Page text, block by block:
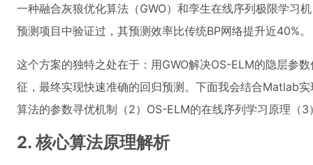
一种融合灰狼优化算法（GWO）和孪生在线序列极限学习
预测项目中验证过，其预测效率比传统BP网络提升近40%。
这个方案的独特之处在于：用GWO解决OS-ELM的隐层参
征，最终实现快速准确的回归预测。下面我会结合Matlab
算法的参数寻优机制（2）OS-ELM的在线序列学习原理（
2. 核心算法原理解析